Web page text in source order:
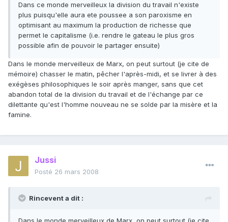
Dans ce monde merveilleux la division du travail n'existe
plus puisqu'elle aura ete poussee a son paroxisme en
optimisant au maximum la production de richesse que
permet le capitalisme (i.e. rendre le gateau le plus gros
possible afin de pouvoir le partager ensuite)
Dans le monde merveilleux de Marx, on peut surtout (je cite de
mémoire) chasser le matin, pêcher l'après-midi, et se livrer à des
exégèses philosophiques le soir après manger, sans que cet
abandon total de la division du travail et de l'échange par ce
dilettante qu'est l'homme nouveau ne se solde par la misère et la
famine.
Jussi
Posté 26 mars 2008
Rincevent a dit :